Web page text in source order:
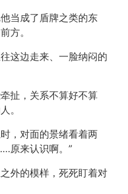
当成了盾牌之类的东
方。
这边走来、一脸纳闷的
扯，关系不算好不算
。
，对面的景绪看着两
原来认识啊。”
外的模样，死死盯着对